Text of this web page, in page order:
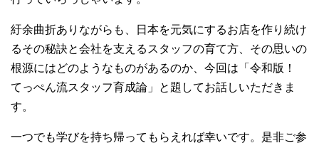
紆余曲折ありながらも、日本を元気にするお店を作り続け
るその秘訣と会社を支えるスタッフの育て方、その思いの
根源にはどのようなものがあるのか、今回は「令和版！
てっぺん流スタッフ育成論」と題してお話しいただきま
す。
一つでも学びを持ち帰ってもらえれば幸いです。是非ご参